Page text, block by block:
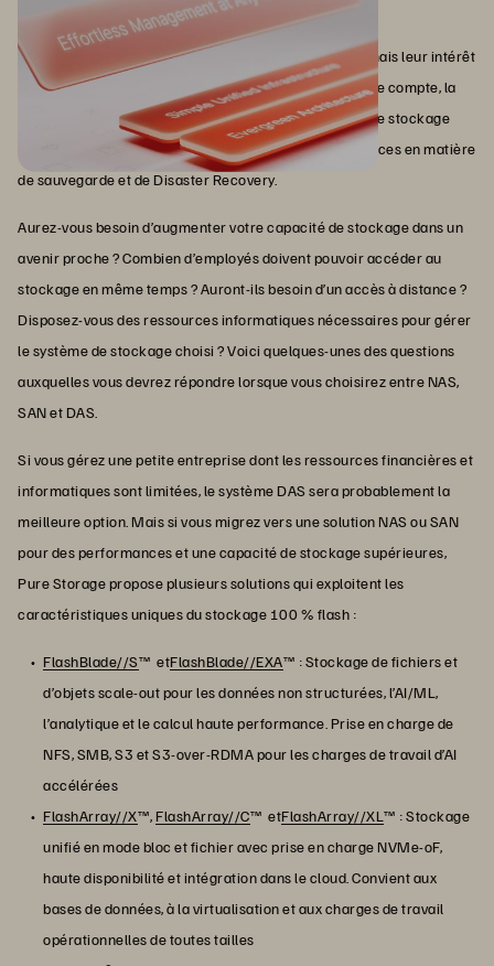
DAS
Les DAS, NAS et SAN présentent tous des avantages, mais leur intérêt
pour votre entreprise dépendra de vos besoins. En fin de compte, la
meilleure solution pour vous dépendra de la capacité de stockage
dont vous avez besoin, de votre budget et de vos exigences en matière
de sauvegarde et de Disaster Recovery.
Aurez-vous besoin d’augmenter votre capacité de stockage dans un
avenir proche ? Combien d’employés doivent pouvoir accéder au
stockage en même temps ? Auront-ils besoin d’un accès à distance ?
Disposez-vous des ressources informatiques nécessaires pour gérer
le système de stockage choisi ? Voici quelques-unes des questions
auxquelles vous devrez répondre lorsque vous choisirez entre NAS,
SAN et DAS.
Si vous gérez une petite entreprise dont les ressources financières et
informatiques sont limitées, le système DAS sera probablement la
meilleure option. Mais si vous migrez vers une solution NAS ou SAN
pour des performances et une capacité de stockage supérieures,
Pure Storage propose plusieurs solutions qui exploitent les
caractéristiques uniques du stockage 100 % flash :
FlashBlade//S™ etFlashBlade//EXA™ : Stockage de fichiers et
d’objets scale-out pour les données non structurées, l’AI/ML,
l’analytique et le calcul haute performance. Prise en charge de
NFS, SMB, S3 et S3-over-RDMA pour les charges de travail d’AI
accélérées
FlashArray//X™,FlashArray//C™ etFlashArray//XL ™ : Stockage
unifié en mode bloc et fichier avec prise en charge NVMe-oF,
haute disponibilité et intégration dans le cloud. Convient aux
bases de données, à la virtualisation et aux charges de travail
opérationnelles de toutes tailles